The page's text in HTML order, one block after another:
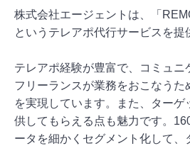
株式会社エージェントは、「
というテレアポ代行サービスを提
テレアポ経験が豊富で、コミュニ
フリーランスが業務をおこなうた
を実現しています。また、ターゲ
供してもらえる点も魅力です。
ータを細かくセグメント化して、